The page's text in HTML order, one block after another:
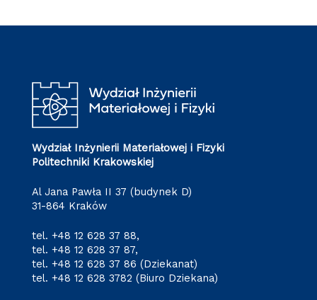
Wydział Inżynierii Materiałowej i Fizyki
Politechniki Krakowskiej
Al Jana Pawła II 37 (budynek D)
31-864 Kraków
tel. +48 12 628 37 88,
tel. +48 12 628 37 87,
tel. +48 12 628 37 86 (Dziekanat)
tel. +48 12 628 3782 (Biuro Dziekana)